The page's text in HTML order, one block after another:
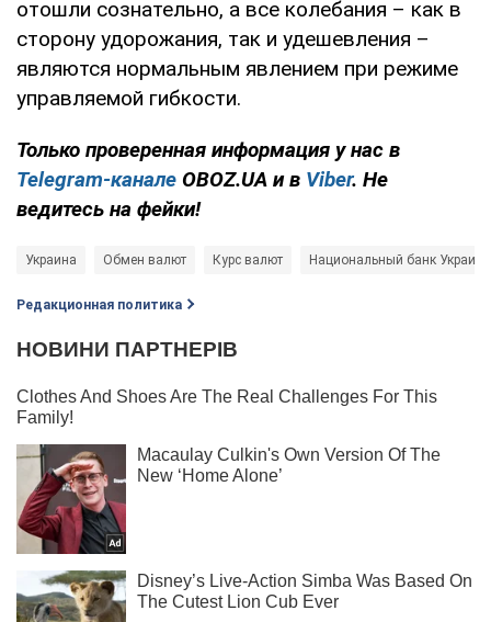
отошли сознательно, а все колебания – как в
сторону удорожания, так и удешевления –
являются нормальным явлением при режиме
управляемой гибкости.
Только проверенная информация у нас в
Telegram-канале OBOZ.UA и в Viber. Не
ведитесь на фейки!
Украина Обмен валют Курс валют Национальный банк
Редакционная политика